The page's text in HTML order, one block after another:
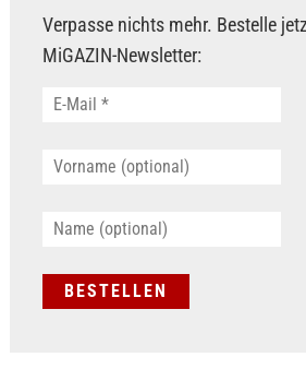
Verpasse nichts mehr. Bestelle
MiGAZIN-Newsletter: